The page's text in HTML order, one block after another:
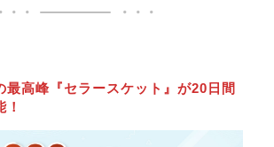
最高峰『セラースケット』が20日間